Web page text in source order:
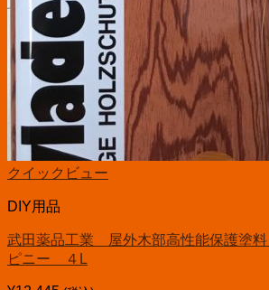
クイックビュー
DIY用品
武田薬品工業 屋外木部高性能保護塗
ピニー ４L